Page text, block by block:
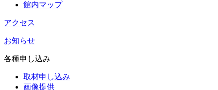
館内マップ
アクセス
お知らせ
各種申し込み
取材申し込み
画像提供